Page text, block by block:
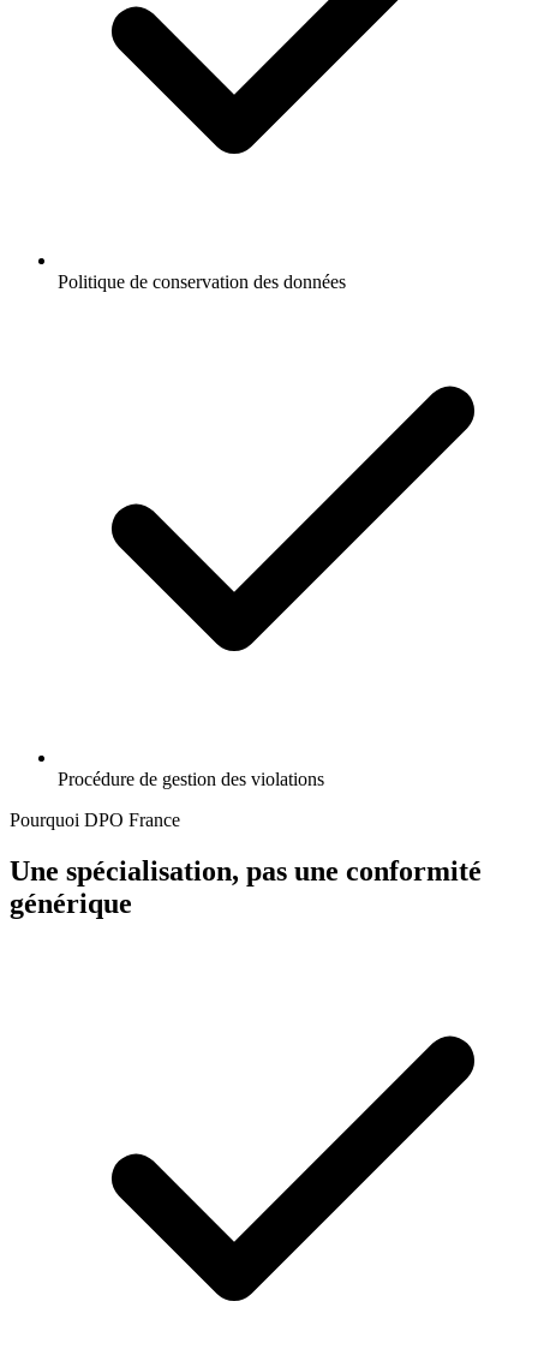
Politique de conservation des données
Procédure de gestion des violations
Pourquoi DPO France
Une spécialisation, pas une conformité
générique